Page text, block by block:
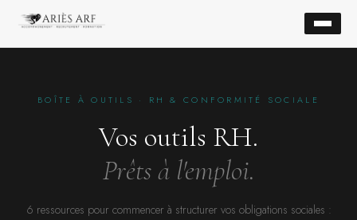
BOÎTE À OUTILS · RH & CONFORMITÉ SOCIALE
Vos outils RH.
Prêts à l'emploi.
6 ressources pour commencer à structurer vos obligations sociales :